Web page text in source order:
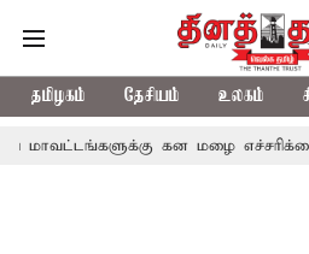
தமிழகம் தேசியம் உலகம்
கன மழை எச்சரிக்கை